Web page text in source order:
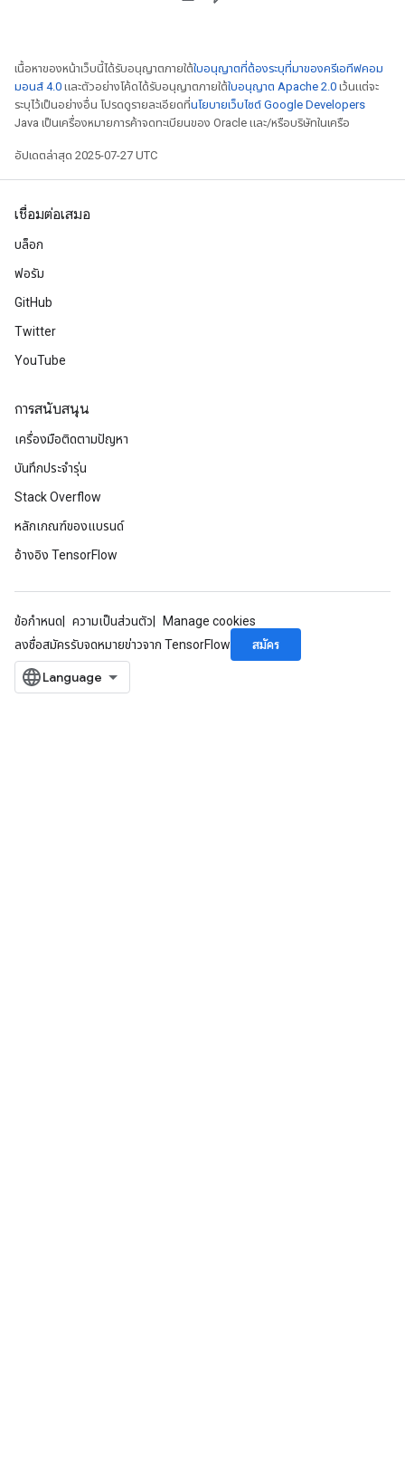
เนื้อหาของหน้าเว็บนี้ได้รับอนุญาตภายใต้ใบอนุญาตที่ต้องระบุที่มาของครีเอทีฟคอม
มอนส์ 4.0 และตัวอย่างโค้ดได้รับอนุญาตภายใต้ใบอนุญาต Apache 2.0 เว้นแต่จะ
ระบุไว้เป็นอย่างอื่น โปรดดูรายละเอียดที่นโยบายเว็บไซต์ Google Developers
Java เป็นเครื่องหมายการค้าจดทะเบียนของ Oracle และ/หรือบริษัทในเครือ
อัปเดตล่าสุด 2025-07-27 UTC
เชื่อมต่อเสมอ
บล็อก
ฟอรัม
GitHub
Twitter
YouTube
การสนับสนุน
เครื่องมือติดตามปัญหา
บันทึกประจำรุ่น
Stack Overflow
หลักเกณฑ์ของแบรนด์
อ้างอิง TensorFlow
ข้อกำหนด ความเป็นส่วนตัว
Manage cookies
ลงชื่อสมัครรับจดหมายข่าวจาก TensorFlow
สมัคร